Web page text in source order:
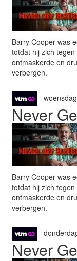
Barry Cooper was
totdat hij zich
ontmaskerde en
verbergen.
Never
Barry Cooper was
totdat hij zich
ontmaskerde en
verbergen.
Never